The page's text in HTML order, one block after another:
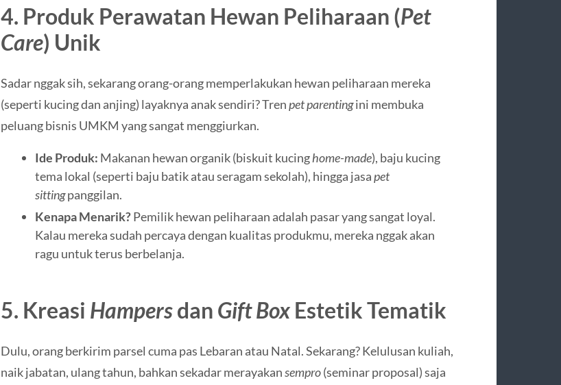
4. Produk Perawatan Hewan Peliharaan (Pet
Care) Unik
Sadar nggak sih, sekarang orang-orang memperlakukan hewan peliharaan mereka
(seperti kucing dan anjing) layaknya anak sendiri? Trenpet parentingini membuka
peluang bisnis UMKM yang sangat menggiurkan.
Ide Produk: Makanan hewan organik (biskuit kucinghome-made), baju kucing
tema lokal (seperti baju batik atau seragam sekolah), hingga jasapet
sittingpanggilan.
Kenapa Menarik?Pemilik hewan peliharaan adalah pasar yang sangat loyal.
Kalau mereka sudah percaya dengan kualitas produkmu, mereka nggak akan
ragu untuk terus berbelanja.
5. Kreasi Hampersdan Gift BoxEstetik Tematik
Dulu, orang berkirim parsel cuma pas Lebaran atau Natal. Sekarang? Kelulusan kuliah,
naik jabatan, ulang tahun, bahkan sekadar merayakansempro(seminar proposal) saja